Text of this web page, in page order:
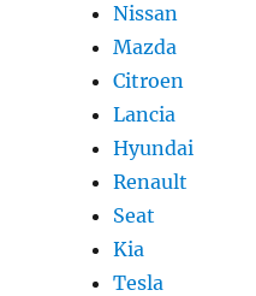
Nissan
Mazda
Citroen
Lancia
Hyundai
Renault
Seat
Kia
Tesla